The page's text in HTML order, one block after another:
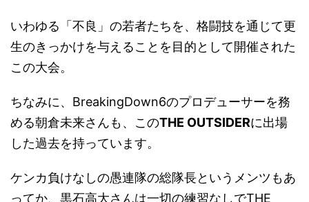
いわゆる「不良」の若者たちを、格闘技を通じて更
生のきっかけを与えることを目的として開催された
この大会。
ちなみに、BreakingDown6のプロデューサーを務
める朝倉未来さんも、このTHE OUTSIDERに出場
した過去を持っています。
ケンカ負けなしの愚連隊の総隊長というメンツもあ
ってか、黒石高大さんは一切の練習なしでTHE